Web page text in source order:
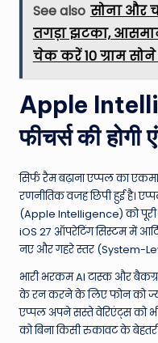
See also सोना और
तगड़ा झटका,
चेक करें 10 ग्राम
Apple
फीचर्स की होगी
सिर्फ रैम बढ़ाना एप्पल का
रणनीतिक वजह छिपी हुई है।
(Apple Intelligence) को पूरी
iOS 27 ऑपरेटिंग सिस्टम में
नए और गहरे स्तर (System-
भारी भरकम AI टास्क और
के रन करने के लिए फोन को
एप्पल अपने सस्ते वेरिएंट्स को
को बिना किसी रुकावट के